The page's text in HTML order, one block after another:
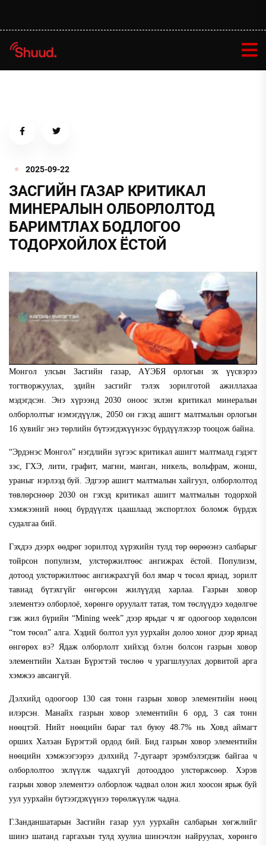
2025-09-22
ЗАСГИЙН ГАЗАР КРИТИКАЛ
МИНЕРАЛЫН ОЛБОРЛОЛТОД
БАРИМТЛАХ БОДЛОГОО
ТОДОРХОЙЛОХ ЁСТОЙ
Монгол улсын Засгийн газар, АҮЭБЯ орлогын эх үүсвэрээ
тогтворжуулах, эдийн засгийг тэлэх зорилготой ажиллахаа
мэдэгдсэн. Энэ хүрээнд 2030 оноос эхлэн критикал минералын
олборлолтыг нэмэгдүүлж, 2050 он гэхэд ашигт малтмалын орлогын
16 хувийг энэ төрлийн бүтээгдэхүүнээс бүрдүүлэхээр тооцож байна.
“Эрдэнэс Монгол” нэгдлийн зүгээс критикал ашигт малтмалд гэдэгт
зэс, ГХЭ, лити, графит, магни, манган, никель, вольфрам, жонш,
ураныг нэрлээд буй. Эдгээр ашигт малтмалын хайгуул, олборлолтод
төвлөрснөөр 2030 он гэхэд критикал ашигт малтмалын тодорхой
хэмжээний нөөц бүрдүүлэх цаашлаад экспортлох боломж бүрдэх
судалгаа бий.
Гэхдээ дээрх өөдрөг зорилтод хүрэхийн тулд төр өөрөөэнэ салбарыг
тойрсон популизм, улстөржилтөөс ангижрах ёстой.
Популизм,
дотоод улстөржилтөөс ангижрахгүй бол ямар ч төсөл яриад, зорилт
тавиад бүтэхгүйг өнгөрсөн жилүүдэд харлаа. Газрын ховор
элементээ олборлоё, хөрөнгө оруулалт татая, том төслүүдээ хөдөлгөе
гэж жил бүрийн “Mining week”дээр ярьдаг ч яг одоогоорхөдөлсөн
“том төсөл” алга. Хэдий болтол уул уурхайн долоо хоног дээр яриад
өнгөрөх вэ? Ядаж олборлолт хийхэд бэлэн болсон газрын ховор
элементийн Халзан Бүрэгтэй төслөө ч урагшлуулах дорвитой арга
хэмжээ авсангүй.
Дэлхийд одоогоор 130 сая тонн газрын ховор элементийн нөөц
илэрсэн. Манайх газрын ховор элементийн 6 орд, 3 сая тонн
нөөцтэй. Нийт нөөцийн бараг тал буюу 48.7% нь Ховд аймагт
орших Халзан Бүрэгтэй ордод бий.
Бид газрын ховор элементийн
нөөцийн хэмжээгээрээ дэлхийд 7-дугаарт эрэмбэлэгдэж байгаа ч
олборлолтоо эхлүүлж чадахгүй дотооддоо улстөржсөөр. Хэрэв
газрын ховор элементээ олборлож чадвал олон жил хоосон ярьж буй
уул уурхайн бүтээгдэхүүнээ төрөлжүүлж чадна.
Г.Занданшатарын Засгийн газар уул уурхайн салбарын хөгжлийг
шинэ шатанд гаргахын тулд хуулиа шинэчлэн найруулах, хөрөнгө